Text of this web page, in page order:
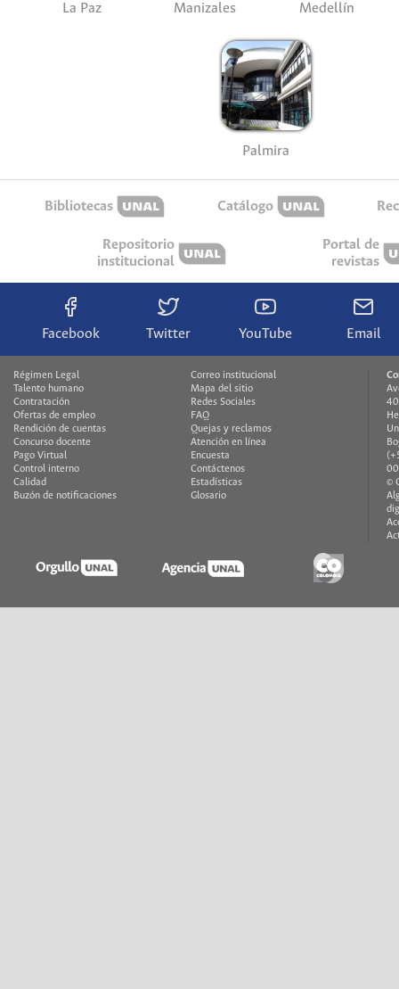
La Paz Manizales Medellín
Palmira
Bibliotecas Catálogo
Repositorio
institucional
Portal de
revistas
Facebook Twitter YouTube Email
Régimen Legal
Talento humano
Contratación
Ofertas de empleo
Rendición de cuentas
Concurso docente
Pago Virtual
Control interno
Calidad
Buzón de notificaciones
Correo institucional
Mapa del sitio
Redes Sociales
FAQ
Quejas y reclamos
Atención en línea
Encuesta
Contáctenos
Estadísticas
Glosario
©